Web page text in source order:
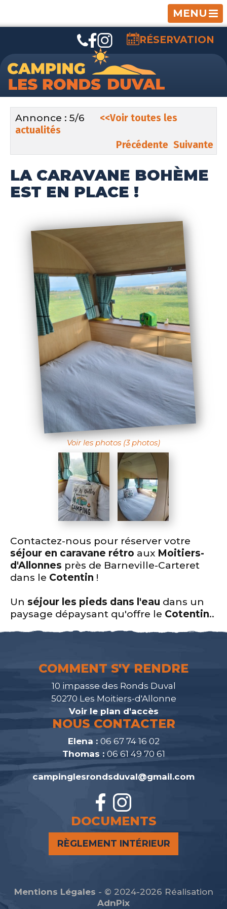
MENU
RÉSERVATION
Annonce : 5/6 <<Voir toutes les
actualités
Précédente Suivante
LA CARAVANE BOHÈME
EST EN PLACE !
Voir les photos (3 photos)
Contactez-nous pour réserver votre
séjour en caravane rétro aux Moitiers-
d'Allonnes près de Barneville-Carteret
dans le Cotentin !
Un séjour les pieds dans l'eau dans un
paysage dépaysant qu'offre le Cotentin..
COMMENT S'Y RENDRE
10 impasse des Ronds Duval
50270 Les Moitiers-d'Allonne
Voir le plan d'accès
NOUS CONTACTER
Elena : 06 67 74 16 02
Thomas : 06 61 49 70 61
campinglesrondsduval@gmail.com
DOCUMENTS
RÈGLEMENT INTÉRIEUR
Mentions Légales - © 2024-2026 Réalisation
AdnPix